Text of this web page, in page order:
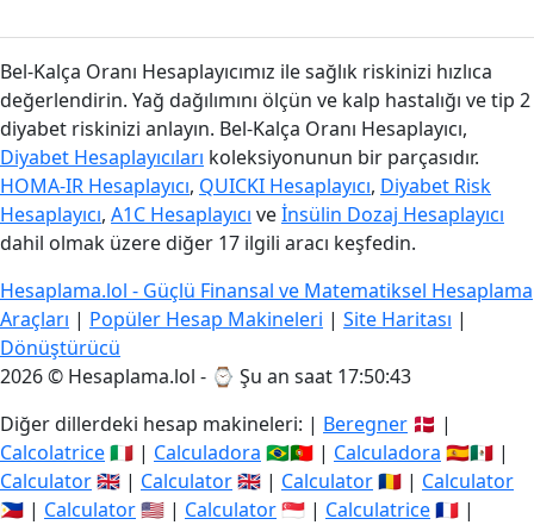
Bel-Kalça Oranı Hesaplayıcımız ile sağlık riskinizi hızlıca
değerlendirin. Yağ dağılımını ölçün ve kalp hastalığı ve tip 2
diyabet riskinizi anlayın. Bel-Kalça Oranı Hesaplayıcı,
Diyabet Hesaplayıcıları koleksiyonunun bir parçasıdır.
HOMA-IR Hesaplayıcı, QUICKI Hesaplayıcı, Diyabet Risk
Hesaplayıcı, A1C Hesaplayıcı veİnsülin Dozaj Hesaplayıcı
dahil olmak üzere diğer 17 ilgili aracı keşfedin.
Hesaplama.lol - Güçlü Finansal ve Matematiksel Hesaplama
Araçları | Popüler Hesap Makineleri | Site Haritası |
Dönüştürücü
2026 © Hesaplama.lol - ⌚ Şu an saat 17:50:44
Diğer dillerdeki hesap makineleri: | Beregner 🇩🇰 |
Calcolatrice🇮🇹 | Calculadora 🇧🇷🇵🇹 | Calculadora 🇪🇸🇲🇽 |
Calculator🇬🇧 | Calculator🇬🇧 | Calculator🇷🇴 | Calculator
🇵🇭 | Calculator🇺🇸 | Calculator🇸🇬 | Calculatrice🇫🇷 |